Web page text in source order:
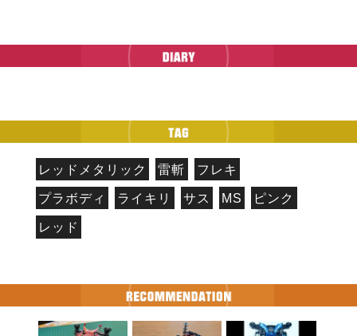
レッドメタリック 雷斬 フレキ
プラボディ ライキリ サス MS ピンク
レッド